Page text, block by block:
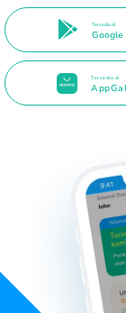
Tersedia di
Google
Tersedia di